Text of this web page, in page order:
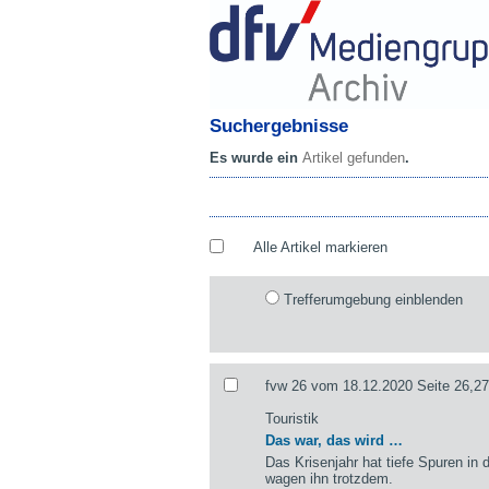
Suchergebnisse
Es wurde ein Artikel gefunden.
Alle Artikel markieren
Trefferumgebung einblenden
fvw 26 vom 18.12.2020 Seite
Touristik
Das war, das wird …
Das Krisenjahr hat tiefe Spuren in
wagen ihn trotzdem.